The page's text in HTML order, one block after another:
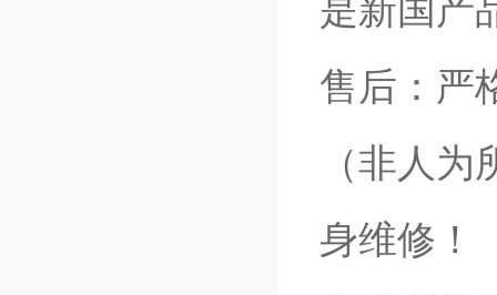
是新国产
售后：严
（非人
身维修！